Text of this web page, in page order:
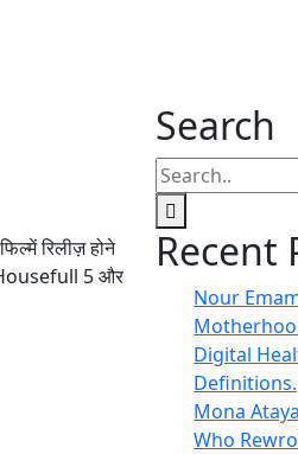
रिलीज़ होने
Housefull 5 और
Search
Recent
Nour
Digital
Definitions.
Mona
Who